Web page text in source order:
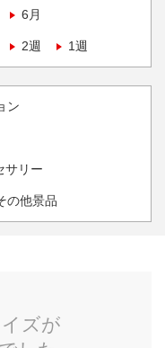
6月
2週 1週
ン
サリー
の他景品